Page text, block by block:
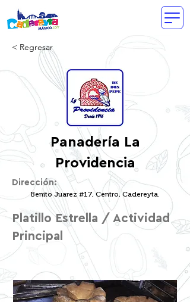
< Regresar
Panadería La
Providencia
Dirección:
Benito Juarez #17, Centro, Cadereyta.
Platillo Estrella / Actividad
Principal